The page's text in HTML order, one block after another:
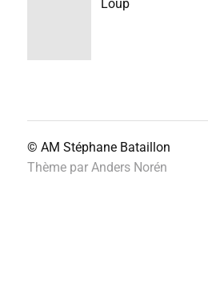
Loup
© AM Stéphane Bataillon
Thème par Anders Norén